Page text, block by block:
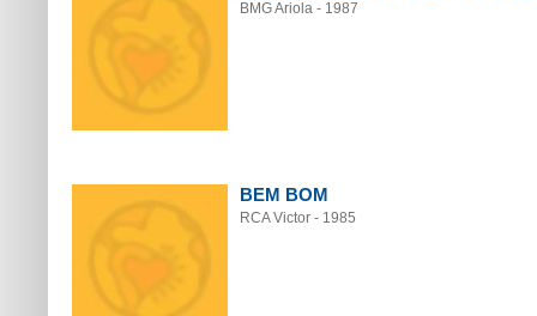
BMG Ariola - 1987
BEM BOM
RCA Victor - 1985